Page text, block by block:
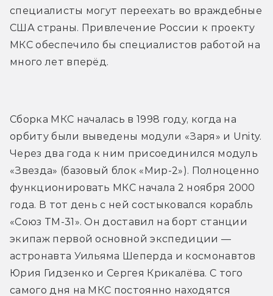
специалисты могут переехать во враждебные
США страны. Привлечение России к проекту
МКС обеспечило бы специалистов работой на
много лет вперёд.
Сборка МКС началась в 1998 году, когда на
орбиту были выведены модули «Заря» и Unity.
Через два года к ним присоединился модуль
«Звезда» (базовый блок «Мир-2»). Полноценно
функционировать МКС начала 2 ноября 2000
года. В тот день с ней состыковался корабль
«Союз ТМ-31». Он доставил на борт станции
экипаж первой основной экспедиции —
астронавта Уильяма Шеперда и космонавтов
Юрия Гидзенко и Сергея Крикалёва. С того
самого дня на МКС постоянно находятся